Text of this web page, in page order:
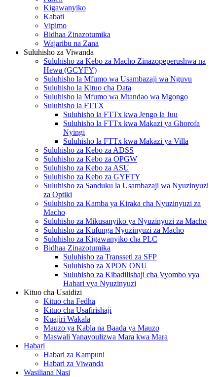
Kigawanyiko
Kabati
Vipimo
Bidhaa Zinazotumika
Wajaribu na Zana
Suluhisho za Viwanda
Suluhisho za Kebo za Macho Zinazopeperushwa na
Hewa (GCYFY)
Suluhisho la Mfumo wa Usambazaji wa Nguvu
Suluhisho la Kituo cha Data
Suluhisho la Mfumo wa Mtandao wa Mgongo
Suluhisho la FTTX
Suluhisho la FTTx kwa Jengo la Juu
Suluhisho la FTTx kwa Makazi ya Ghorofa
Nyingi
Suluhisho la FTTx kwa Makazi ya Villa
Suluhisho za Kebo za ADSS
Suluhisho za Kebo za OPGW
Suluhisho za Kebo za ASU
Suluhisho za Kebo za GYFTY
Suluhisho za Sanduku la Usambazaji wa Nyuzinyuzi
za Optiki
Suluhisho za Kamba ya Kiraka cha Nyuzinyuzi za
Macho
Suluhisho za Mikusanyiko ya Nyuzinyuzi za Macho
Suluhisho za Kufunga Nyuzinyuzi za Macho
Suluhisho za Kigawanyiko cha PLC
Bidhaa Zinazotumika
Suluhisho za Transseti za SFP
Suluhisho za XPON ONU
Suluhisho za Kibadilishaji cha Vyombo vya
Habari vya Nyuzinyuzi
Kituo cha Usaidizi
Kituo cha Fedha
Kituo cha Usafirishaji
Kuajiri Wakala
Mauzo ya Kabla na Baada ya Mauzo
Maswali Yanayoulizwa Mara kwa Mara
Habari
Habari za Kampuni
Habari za Viwanda
Wasiliana Nasi